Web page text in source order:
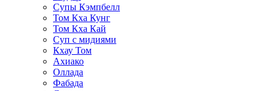
Супы Кэмпбелл
Том Кха Кунг
Том Кха Кай
Суп с мидиями
Кхау Том
Ахиако
Оллада
Фабада